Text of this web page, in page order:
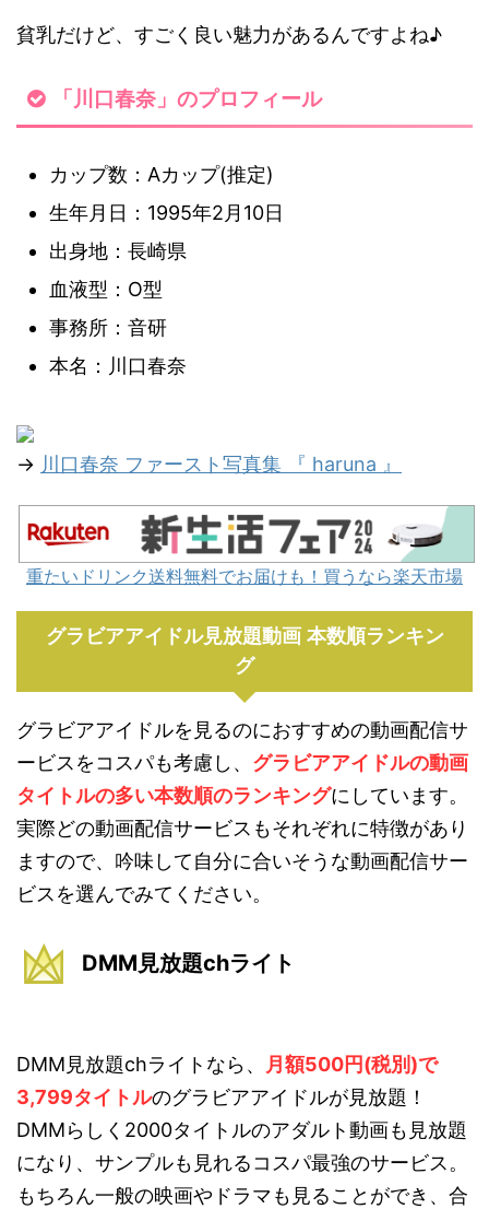
貧乳だけど、すごく良い魅力があるんですよね♪
「川口春奈」のプロフィール
カップ数：Aカップ(推定)
生年月日：1995年2月10日
出身地：長崎県
血液型：O型
事務所：音研
本名：川口春奈
→ 川口春奈 ファースト写真集 『 haruna 』
重たいドリンク送料無料でお届けも！買うなら楽天市場
グラビアアイドル見放題動画 本数順ランキン
グ
グラビアアイドルを見るのにおすすめの動画配信サ
ービスをコスパも考慮し、 グラビアアイドルの動画
タイトルの多い本数順のランキングにしています。
実際どの動画配信サービスもそれぞれに特徴があり
ますので、吟味して自分に合いそうな動画配信サー
ビスを選んでみてください。
DMM見放題chライト
DMM見放題chライトなら、 月額500円(税別)で
3,799タイトルのグラビアアイドルが見放題！
DMMらしく2000タイトルのアダルト動画も見放題
になり、サンプルも見れるコスパ最強のサービス。
もちろん一般の映画やドラマも見ることができ、合